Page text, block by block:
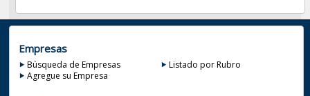
Empresas
Búsqueda de Empresas
Listado por Rubro
Agregue su Empresa